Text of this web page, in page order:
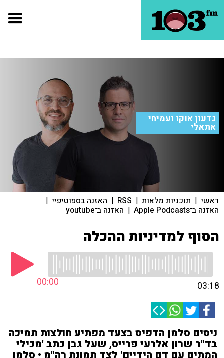
גדעון אוקו ועמיחי
אתאלי
ראשי | תוכניות מלאות |
RSS
| האזנה בספוטיפיי |
האזנה ב־Apple Podcasts | האזנה ב־youtube
הסוף למדיניות ההכלה
00:00 03:18
ניסים סלמן הדפיס בצעד מפתיע חולצות תמיכה
בד"ר שרון אלרעי פרייס, שעל גבן כתב 'מכילי